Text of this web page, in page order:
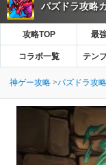
パズドラ攻略
攻略TOP 最
コラボ一覧 テン
神ゲー攻略 パズドラ攻